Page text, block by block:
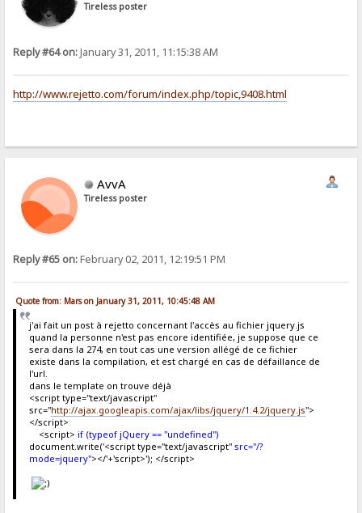
Tireless poster
Reply #64 on:January 31, 2011, 11:15:38 AM
http://www.rejetto.com/forum/index.php/topic,9408.html
AvvA
Tireless poster
Reply #65 on:February 02, 2011, 12:19:51 PM
Quote from: Mars on January 31, 2011, 10:45:48 AM
j'ai fait un post à rejetto concernant l'accès au fichier jquery.js
quand la personne n'est pas encore identifiée, je suppose que ce
sera dans la 274, en tout cas une version allégé de ce fichier
existe dans la compilation, et est chargé en cas de défaillance de
l'url.
dans le template on trouve déjà
<script type="text/javascript"
src="http://ajax.googleapis.com/ajax/libs/jquery/1.4.2/jquery.js">
</script>
<script> if (typeof jQuery == "undefined")
document.write('<script type="text/javascript" src="/?
mode=jquery"></'+'script>'); </script>